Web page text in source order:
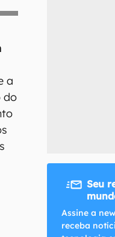
Política de Privacidade do
a
do
Seu
Assine a
receba